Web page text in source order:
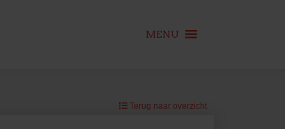
MENU
Terug naar overzicht